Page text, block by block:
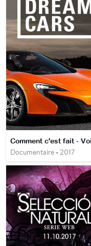
Documentaire • 2017